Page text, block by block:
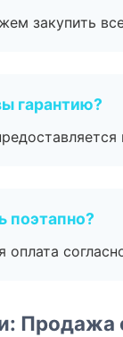
закупить
гарантию?
поэтапно?
Продажа